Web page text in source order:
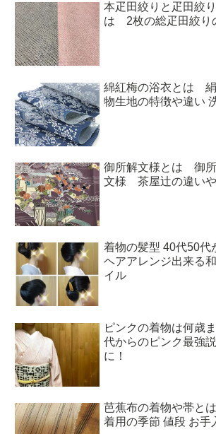
本疋田絞りと疋田絞
は 2枚の総疋田絞り
綿紅梅の浴衣とは 絹
物生地の特徴や違い
御所解文様とは 御
文様 茶屋辻の違い
着物の髪型 40代50代
ヘアアレンジ出来る
イル
ピンクの着物は何歳
代からのピンク最強
に！
芭蕉布の着物や帯と
着用の季節 値段 お手